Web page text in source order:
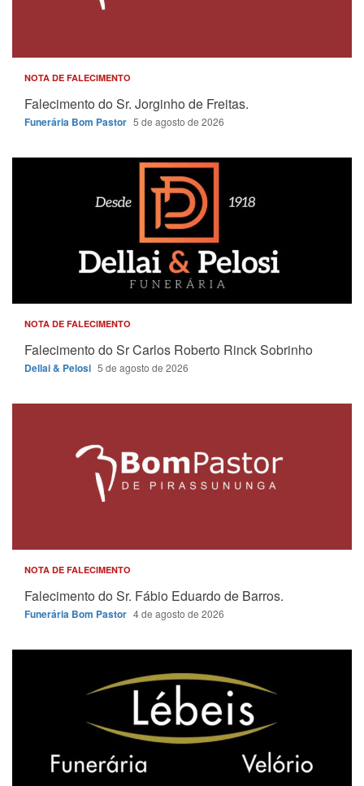
NOTA DE FALECIMENTO
Falecimento do Sr. Jorginho de Freitas.
Funerária Bom Pastor 5 de agosto de 2026
NOTA DE FALECIMENTO
Falecimento do Sr Carlos Roberto Rinck Sobrinho
Dellai & Pelosi 5 de agosto de 2026
NOTA DE FALECIMENTO
Falecimento do Sr. Fábio Eduardo de Barros.
Funerária Bom Pastor 4 de agosto de 2026